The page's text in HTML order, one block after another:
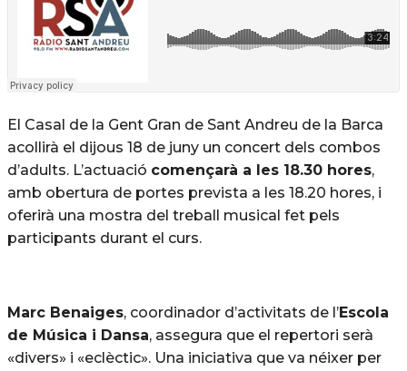
El Casal de la Gent Gran de Sant Andreu de la Barca
acollirà el dijous 18 de juny un concert dels combos
d’adults. L’actuació començarà a les 18.30 hores,
amb obertura de portes prevista a les 18.20 hores, i
oferirà una mostra del treball musical fet pels
participants durant el curs.
Marc Benaiges, coordinador d’activitats de l’Escola
de Música i Dansa, assegura que el repertori serà
«divers» i «eclèctic». Una iniciativa que va néixer per